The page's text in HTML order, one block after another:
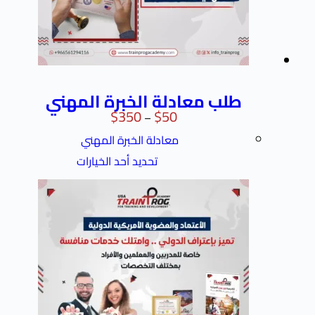
طلب معادلة الخبرة المهني
$50
–
$350
معادلة الخبرة المهني
تحديد أحد الخيارات